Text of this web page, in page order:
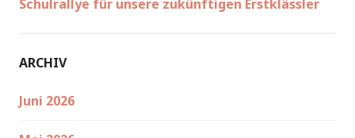
Schulrallye für unsere zukünftigen Erstklässler
ARCHIV
Juni 2026